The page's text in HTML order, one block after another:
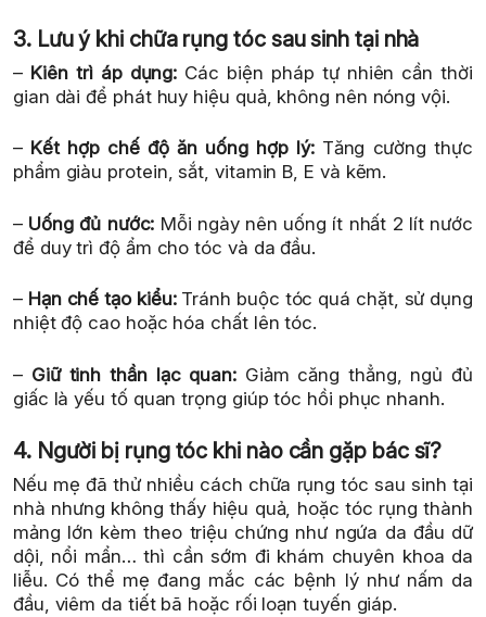
3. Lưu ý khi chữa rụng tóc sau sinh tại nhà
– Kiên trì áp dụng: Các biện pháp tự nhiên cần thời
gian dài để phát huy hiệu quả, không nên nóng vội.
– Kết hợp chế độ ăn uống hợp lý:Tăng cường thực
phẩm giàu protein, sắt, vitamin B, E và kẽm.
– Uống đủ nước: Mỗi ngày nên uống ít nhất 2 lít nước
để duy trì độ ẩm cho tóc và da đầu.
– Hạn chế tạo kiểu:Tránh buộc tóc quá chặt, sử dụng
nhiệt độ cao hoặc hóa chất lên tóc.
– Giữ tinh thần lạc quan:Giảm căng thẳng, ngủ đủ
giấc là yếu tố quan trọng giúp tóc hồi phục nhanh.
4. Người bị rụng tóc khi nào cần gặp bác sĩ?
Nếu mẹ đã thử nhiều cách chữa rụng tóc sau sinh tại
nhà nhưng không thấy hiệu quả, hoặc tóc rụng thành
mảng lớn kèm theo triệu chứng như ngứa da đầu dữ
dội, nổi mẩn… thì cần sớm đi khám chuyên khoa da
liễu. Có thể mẹ đang mắc các bệnh lý như nấm da
đầu, viêm da tiết bã hoặc rối loạn tuyến giáp.